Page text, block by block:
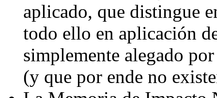
aplicado, que distingue
todo ello en aplicación
simplemente alegado
(y que por ende no